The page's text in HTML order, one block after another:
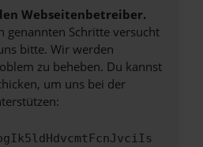
Webseitenbetreiber.
genannten Schritte versucht
bitte. Wir werden
zu beheben. Du kannst
um uns bei der